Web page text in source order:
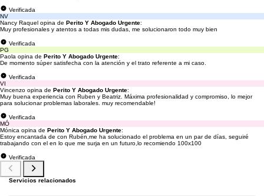
Verificada
NV
Nancy Raquel opina de Perito Y Abogado Urgente:
Muy profesionales y atentos a todas mis dudas, me solucionaron todo muy bien
Verificada
PG
Paola opina de Perito Y Abogado Urgente:
De momento súper satisfecha con la atención y el trato referente a mi caso.
Verificada
VI
Vincenzo opina de Perito Y Abogado Urgente:
Muy buena experiencia con Ruben y Beatriz. Máxima profesionalidad y compromiso, lo mejor
para solucionar problemas laborales. muy recomendable!
Verificada
MÓ
Mónica opina de Perito Y Abogado Urgente:
Estoy encantada de con Rubén,me ha solucionado el problema en un par de días, seguiré
trabajando con el en lo que me surja en un futuro,lo recomiendo 100x100
Verificada
Servicios relacionados